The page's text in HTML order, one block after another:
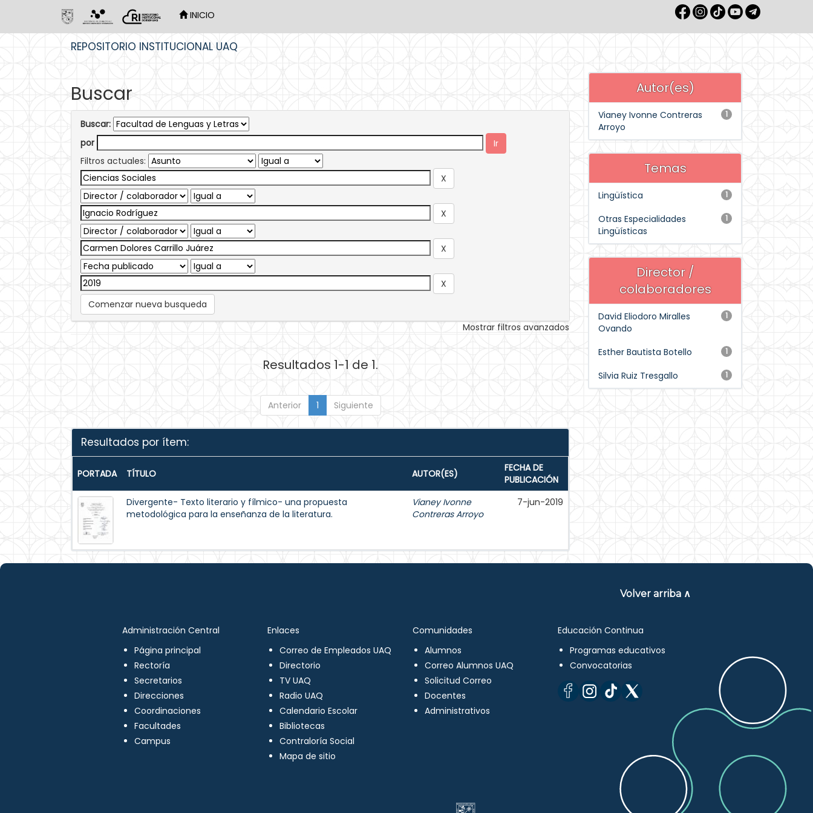
INICIO
REPOSITORIO INSTITUCIONAL UAQ
Buscar
Buscar:
por
Filtros actuales:
Comenzar nueva busqueda
Mostrar filtros avanzados
Resultados 1-1 de 1.
Anterior 1 Siguiente
Resultados por ítem:
PORTADA TÍTULO AUTOR(ES)
FECHA DE
PUBLICACIÓN
Divergente- Texto literario y fílmico- una propuesta
metodológica para la enseñanza de la literatura.
Vianey Ivonne
Contreras Arroyo
7-jun-2019
Autor(es)
1
Vianey Ivonne Contreras
Arroyo
Temas
1
Lingüística
1
Otras Especialidades
Lingüísticas
Director /
colaboradores
1
David Eliodoro Miralles
Ovando
1
Esther Bautista Botello
1
Silvia Ruiz Tresgallo
Volver arriba ∧
Administración Central
Página principal
Rectoría
Secretarios
Direcciones
Coordinaciones
Facultades
Campus
Enlaces
Correo de Empleados UAQ
Directorio
TV UAQ
Radio UAQ
Calendario Escolar
Bibliotecas
Contraloría Social
Mapa de sitio
Comunidades
Alumnos
Correo Alumnos UAQ
Solicitud Correo
Docentes
Administrativos
Educación Continua
Programas educativos
Convocatorias